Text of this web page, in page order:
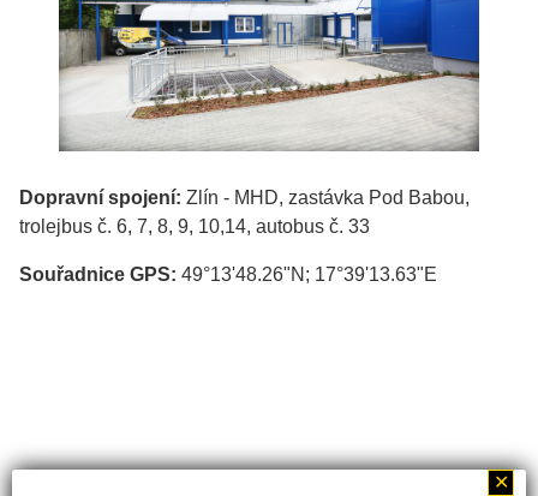
Dopravní spojení: Zlín - MHD, zastávka Pod Babou,
trolejbus č. 6, 7, 8, 9, 10,14, autobus č. 33
Souřadnice GPS: 49°13'48.26"N; 17°39'13.63"E
✕